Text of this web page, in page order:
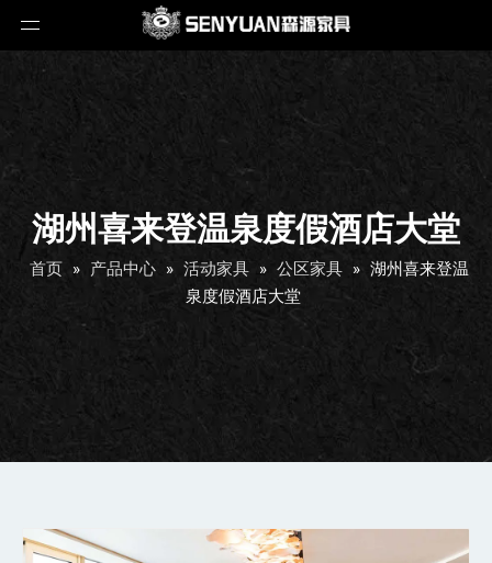
湖州喜来登温泉度假酒店大堂
首页 » 产品中心 » 活动家具 » 公区家具 » 湖州喜来登温
泉度假酒店大堂